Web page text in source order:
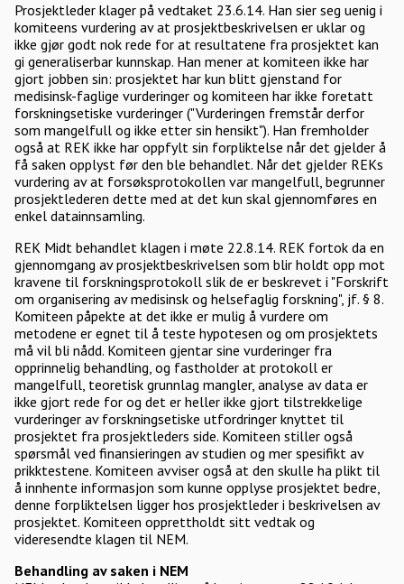
Prosjektleder klager på vedtaket 23.6.14. Han sier seg uenig i
komiteens vurdering av at prosjektbeskrivelsen er uklar og
ikke gjør godt nok rede for at resultatene fra prosjektet kan
gi generaliserbar kunnskap. Han mener at komiteen ikke har
gjort jobben sin: prosjektet har kun blitt gjenstand for
medisinsk-faglige vurderinger og komiteen har ikke foretatt
forskningsetiske vurderinger ("Vurderingen fremstår derfor
som mangelfull og ikke etter sin hensikt"). Han fremholder
også at REK ikke har oppfylt sin forpliktelse når det gjelder å
få saken opplyst før den ble behandlet. Når det gjelder REKs
vurdering av at forsøksprotokollen var mangelfull, begrunner
prosjektlederen dette med at det kun skal gjennomføres en
enkel datainnsamling.
REK Midt behandlet klagen i møte 22.8.14. REK fortok da en
gjennomgang av prosjektbeskrivelsen som blir holdt opp mot
kravene til forskningsprotokoll slik de er beskrevet i "Forskrift
om organisering av medisinsk og helsefaglig forskning", jf. § 8.
Komiteen påpekte at det ikke er mulig å vurdere om
metodene er egnet til å teste hypotesen og om prosjektets
må vil bli nådd. Komiteen gjentar sine vurderinger fra
opprinnelig behandling, og fastholder at protokoll er
mangelfull, teoretisk grunnlag mangler, analyse av data er
ikke gjort rede for og det er heller ikke gjort tilstrekkelige
vurderinger av forskningsetiske utfordringer knyttet til
prosjektet fra prosjektleders side. Komiteen stiller også
spørsmål ved finansieringen av studien og mer spesifikt av
prikktestene. Komiteen avviser også at den skulle ha plikt til
å innhente informasjon som kunne opplyse prosjektet bedre,
denne forpliktelsen ligger hos prosjektleder i beskrivelsen av
prosjektet. Komiteen opprettholdt sitt vedtak og
videresendte klagen til NEM.
Behandling av saken i NEM